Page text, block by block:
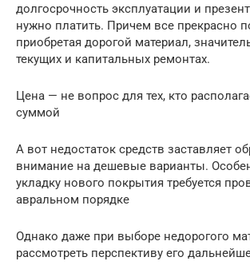
долгосрочность эксплуатации и
нужно платить. Причем все прекрасно
приобретая дорогой материал,
текущих и капитальных ремонтах.
Цена — не вопрос для тех, кто
суммой
А вот недостаток средств заставляет
внимание на дешевые варианты.
укладку нового покрытия требуется
авральном порядке
Однако даже при выборе недорогого
рассмотреть перспективу его